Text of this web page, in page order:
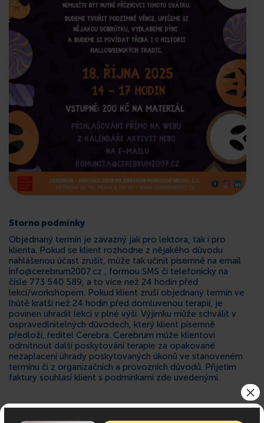
Storno podmínky
Objednaný termín je závazný jak pro lektora, tak i pro
klienta. Pokud se klient rozhodne z nějakého důvodu
nahlášenou účast zrušit, může tak učinit písemně na email
info@cerebrum2007.cz , formou SMS či telefonicky na
čísle 773 540 589, a to více než 24 hodin před
lekcí/workshopem. Pokud klient zruší objednaný termín ve
lhůtě kratší než 24 hodin před domluvenou terapií, je
povinen uhradit lekci v plné výši. Výjimku může schválit v
ospravedlnitelných důvodech, který klient písemně
předloží, ředitel Cerebra. Cerebrum může klientovi
odmítnout další poskytování terapie za opakované
nezaplacení úhrady poskytovaných úkonů ve stanoveném
termínu či z organizačních a provozních důvodů. Přijetím
faktury souhlasí klient s podmínkami zde uvedenými.
×